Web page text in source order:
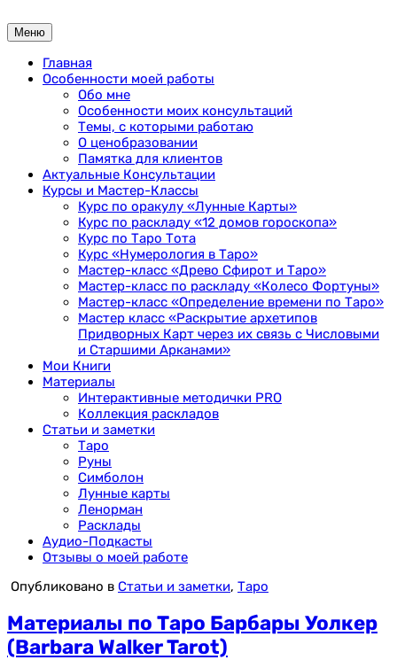
к
содержимому
Меню
Главная
Особенности моей работы
Обо мне
Особенности моих консультаций
Темы, с которыми работаю
О ценобразовании
Памятка для клиентов
Актуальные Консультации
Курсы и Мастер-Классы
Курс по оракулу «Лунные Карты»
Курс по раскладу «12 домов гороскопа»
Курс по Таро Тота
Курс «Нумерология в Таро»
Мастер-класс «Древо Сфирот и Таро»
Мастер-класс по раскладу «Колесо Фортуны»
Мастер-класс «Определение времени по Таро»
Мастер класс «Раскрытие архетипов
Придворных Карт через их связь с Числовыми
и Старшими Арканами»
Мои Книги
Материалы
Интерактивные методички PRO
Коллекция раскладов
Статьи и заметки
Таро
Руны
Симболон
Лунные карты
Ленорман
Расклады
Аудио-Подкасты
Отзывы о моей работе
Опубликовано в Статьи и заметки, Таро
Материалы по Таро Барбары Уолкер
(Barbara Walker Tarot)